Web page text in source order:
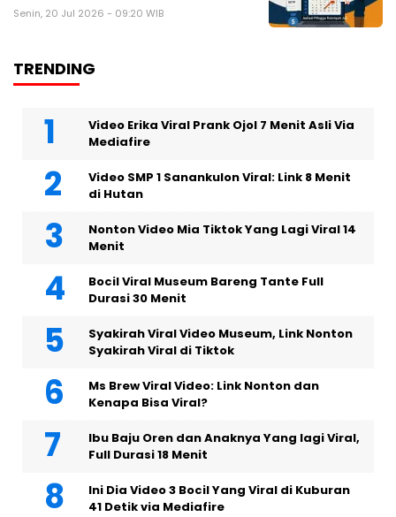
Senin, 20 Jul 2026 - 09:20 WIB
TRENDING
Video Erika Viral Prank Ojol 7 Menit Asli Via
Mediafire
Video SMP 1 Sanankulon Viral: Link 8 Menit
di Hutan
Nonton Video Mia Tiktok Yang Lagi Viral 14
Menit
Bocil Viral Museum Bareng Tante Full
Durasi 30 Menit
Syakirah Viral Video Museum, Link Nonton
Syakirah Viral di Tiktok
Ms Brew Viral Video: Link Nonton dan
Kenapa Bisa Viral?
Ibu Baju Oren dan Anaknya Yang lagi Viral,
Full Durasi 18 Menit
Ini Dia Video 3 Bocil Yang Viral di Kuburan
41 Detik via Mediafire